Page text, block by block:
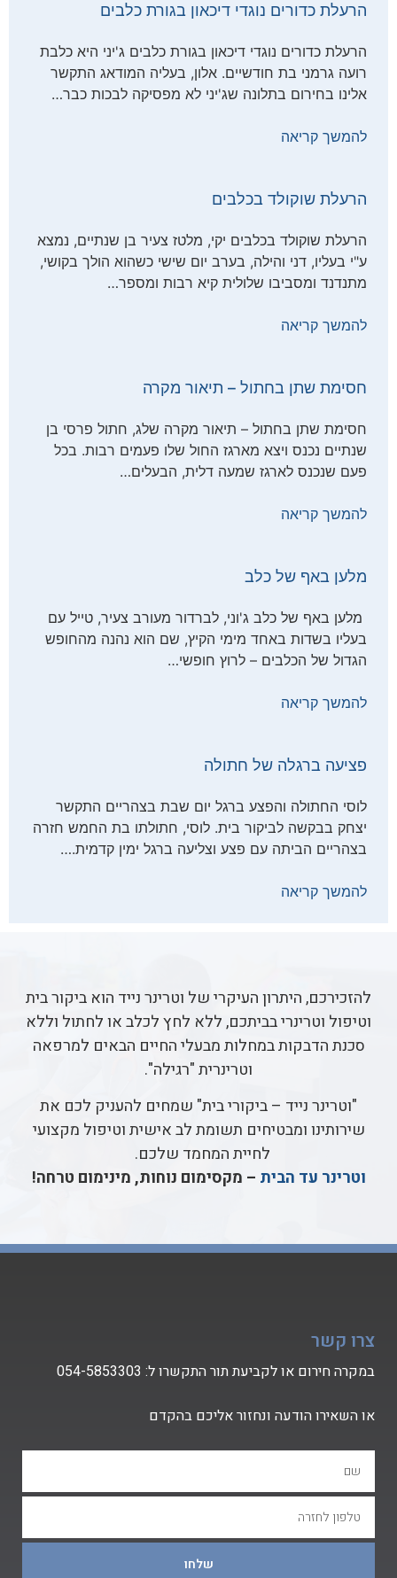
הרעלת כדורים נוגדי דיכאון בגורת כלבים
הרעלת כדורים נוגדי דיכאון בגורת כלבים ג'יני היא כלבת
רועה גרמני בת חודשיים. אלון, בעליה המודאג התקשר
אלינו בחירום בתלונה שג'יני לא מפסיקה לבכות כבר…
להמשך קריאה
הרעלת שוקולד בכלבים
הרעלת שוקולד בכלבים יקי, מלטז צעיר בן שנתיים, נמצא
ע"י בעליו, דני והילה, בערב יום שישי כשהוא הולך בקושי,
מתנדנד ומסביבו שלולית קיא רבות ומספר…
להמשך קריאה
חסימת שתן בחתול – תיאור מקרה
חסימת שתן בחתול – תיאור מקרה שלג, חתול פרסי בן
שנתיים נכנס ויצא מארגז החול שלו פעמים רבות. בכל
פעם שנכנס לארגז שמעה דלית, הבעלים…
להמשך קריאה
מלען באף של כלב
מלען באף של כלב ג'וני, לברדור מעורב צעיר, טייל עם
בעליו בשדות באחד מימי הקיץ, שם הוא נהנה מהחופש
הגדול של הכלבים – לרוץ חופשי…
להמשך קריאה
פציעה ברגלה של חתולה
לוסי החתולה והפצע ברגל יום שבת בצהריים התקשר
יצחק בבקשה לביקור בית. לוסי, חתולתו בת החמש חזרה
בצהריים הביתה עם פצע וצליעה ברגל ימין קדמית.…
להמשך קריאה
להזכירכם, היתרון העיקרי של וטרינר נייד הוא ביקור בית
וטיפול וטרינרי בביתכם, ללא לחץ לכלב או לחתול וללא
סכנת הדבקות במחלות מבעלי החיים הבאים למרפאה
וטרינרית "רגילה".
"וטרינר נייד – ביקורי בית" שמחים להעניק לכם את
שירותינו ומבטיחים תשומת לב אישית וטיפול מקצועי
לחיית המחמד שלכם.
וטרינר עד הבית – מקסימום נוחות, מינימום טרחה!
צרו קשר
במקרה חירום או לקביעת תור התקשרו ל: 054-5853303
או השאירו הודעה ונחזור אליכם בהקדם
שלחו